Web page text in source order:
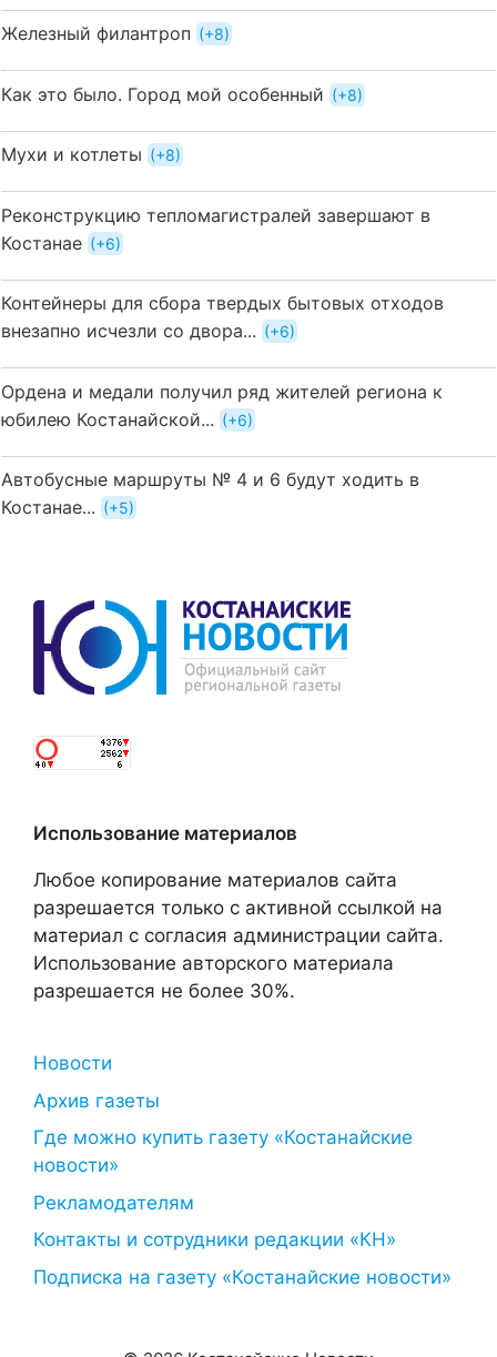
Железный филантроп +8
Как это было. Город мой особенный +8
Мухи и котлеты +8
Реконструкцию тепломагистралей завершают в
Костанае
+6
Контейнеры для сбора твердых бытовых отходов
внезапно исчезли со двора...
+6
Ордена и медали получил ряд жителей региона к
юбилею Костанайской...
+6
Автобусные маршруты № 4 и 6 будут ходить в
Костанае...
+5
Использование материалов
Любое копирование материалов сайта
разрешается только с активной ссылкой на
материал с согласия администрации сайта.
Использование авторского материала
разрешается не более 30%.
Новости
Архив газеты
Где можно купить газету «Костанайские
новости»
Рекламодателям
Контакты и сотрудники редакции «КН»
Подписка на газету «Костанайские новости»